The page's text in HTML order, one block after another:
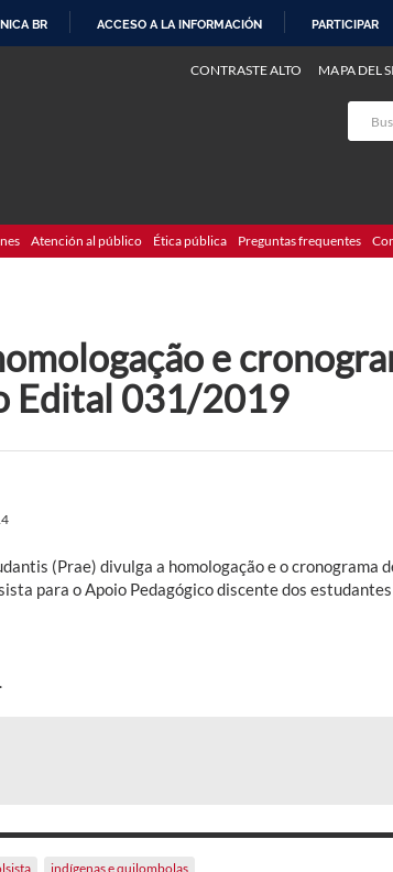
BR ACCESO A LA INFORMACIÓN PARTICIPAR
CONTRASTE ALTO MAPA DEL
Atención al público Ética pública Preguntas frequentes
e
Edital 031/2019
(Prae) divulga a homologação e o cronograma
para o Apoio Pedagógico discente dos
indígenas e quilombolas